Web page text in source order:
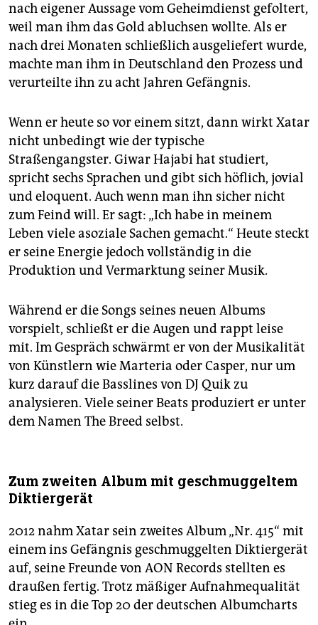
nach eigener Aussage vom Geheimdienst gefoltert,
weil man ihm das Gold abluchsen wollte. Als er
nach drei Monaten schließlich ausgeliefert wurde,
machte man ihm in Deutschland den Prozess und
verurteilte ihn zu acht Jahren Gefängnis.
Wenn er heute so vor einem sitzt, dann wirkt Xatar
nicht unbedingt wie der typische
Straßengangster. Giwar Hajabi hat studiert,
spricht sechs Sprachen und gibt sich höflich, jovial
und eloquent. Auch wenn man ihn sicher nicht
zum Feind will. Er sagt: „Ich habe in meinem
Leben viele asoziale Sachen gemacht.“ Heute steckt
er seine Energie jedoch vollständig in die
Produktion und Vermarktung seiner Musik.
Während er die Songs seines neuen Albums
vorspielt, schließt er die Augen und rappt leise
mit. Im Gespräch schwärmt er von der Musikalität
von Künstlern wie Marteria oder Casper, nur um
kurz darauf die Basslines von DJ Quik zu
analysieren. Viele seiner Beats produziert er unter
dem Namen The Breed selbst.
Zum zweiten Album mit geschmuggeltem
Diktiergerät
2012 nahm Xatar sein zweites Album „Nr. 415“ mit
einem ins Gefängnis geschmuggelten Diktiergerät
auf, seine Freunde von AON Records stellten es
draußen fertig. Trotz mäßiger Aufnahmequalität
stieg es in die Top 20 der deutschen Albumcharts